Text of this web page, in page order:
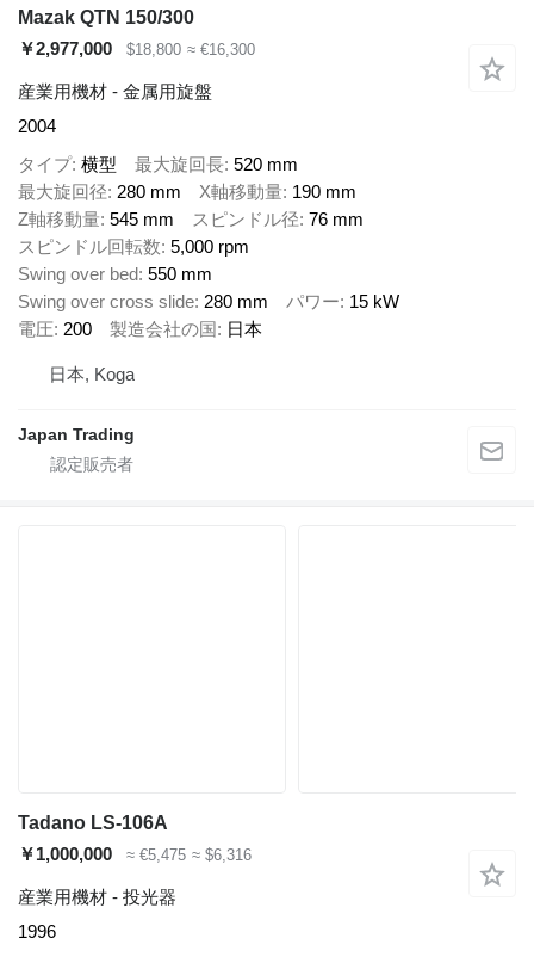
Mazak QTN 150/300
￥2,977,000
$18,800 ≈ €16,300
産業用機材 - 金属用旋盤
2004
タイプ 横型 最大旋回長 520 mm
最大旋回径 280 mm X軸移動量 190 mm
Z軸移動量 545 mm スピンドル径 76 mm
スピンドル回転数 5,000 rpm
Swing over bed 550 mm
Swing over cross slide 280 mm パワー 15 kW
電圧 200 製造会社の国 日本
日本, Koga
Japan Trading
Tadano LS-106A
￥1,000,000
≈ €5,475 ≈ $6,316
産業用機材 - 投光器
1996